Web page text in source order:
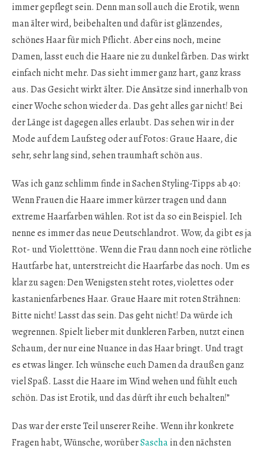
immer gepflegt sein. Denn man soll auch die Erotik, wenn
man älter wird, beibehalten und dafür ist glänzendes,
schönes Haar für mich Pflicht. Aber eins noch, meine
Damen, lasst euch die Haare nie zu dunkel färben. Das wirkt
einfach nicht mehr. Das sieht immer ganz hart, ganz krass
aus. Das Gesicht wirkt älter. Die Ansätze sind innerhalb von
einer Woche schon wieder da. Das geht alles gar nicht! Bei
der Länge ist dagegen alles erlaubt. Das sehen wir in der
Mode auf dem Laufsteg oder auf Fotos: Graue Haare, die
sehr, sehr lang sind, sehen traumhaft schön aus.
Was ich ganz schlimm finde in Sachen Styling-Tipps ab 40:
Wenn Frauen die Haare immer kürzer tragen und dann
extreme Haarfarben wählen. Rot ist da so ein Beispiel. Ich
nenne es immer das neue Deutschlandrot. Wow, da gibt es ja
Rot- und Violetttöne. Wenn die Frau dann noch eine rötliche
Hautfarbe hat, unterstreicht die Haarfarbe das noch. Um es
klar zu sagen: Den Wenigsten steht rotes, violettes oder
kastanienfarbenes Haar. Graue Haare mit roten Strähnen:
Bitte nicht! Lasst das sein. Das geht nicht! Da würde ich
wegrennen. Spielt lieber mit dunkleren Farben, nutzt einen
Schaum, der nur eine Nuance in das Haar bringt. Und tragt
es etwas länger. Ich wünsche euch Damen da draußen ganz
viel Spaß. Lasst die Haare im Wind wehen und fühlt euch
schön. Das ist Erotik, und das dürft ihr euch behalten!”
Das war der erste Teil unserer Reihe. Wenn ihr konkrete
Fragen habt, Wünsche, worüberSaschain den nächsten